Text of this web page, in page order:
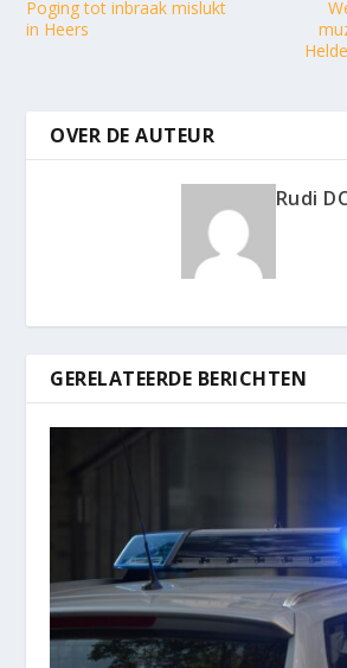
Poging tot inbraak mislukt
in Heers
OVER DE AUTEUR
Rudi
GERELATEERDE BERICHTEN